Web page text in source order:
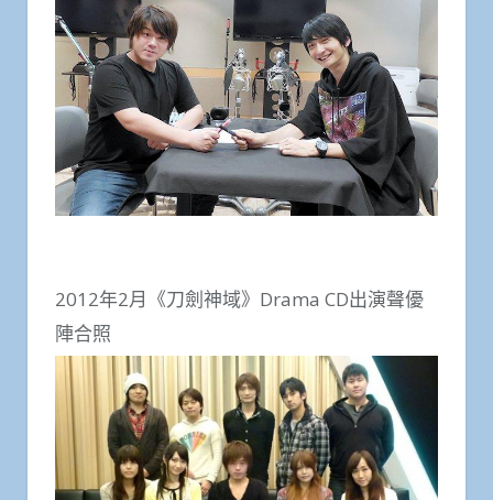
2012年2月《刀劍神域》Drama CD出演聲優
陣合照